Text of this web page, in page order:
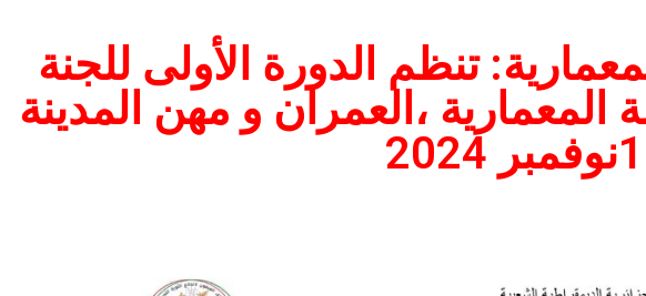
تنظم الدورة الأولى للجنة
المعمارية ،العمران و مهن المدينة